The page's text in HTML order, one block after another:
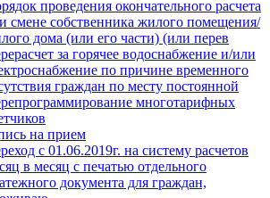
проведения окончательного расчета
смене собственника жилого помещения/
дома (или его части) (или перев
за горячее водоснабжение и/или
по причине временного
граждан по месту постоянной
многотарифных
на прием
с 01.06.2019г. на систему расчетов
в месяц с печатью отдельного
документа для граждан,